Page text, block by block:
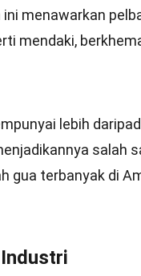
ini menawarkan
mendaki,
lebih
salah
gua terbanyak di